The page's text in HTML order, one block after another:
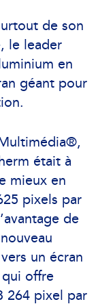
de son
le leader
en
géant pour
était à
mieux en
pixels par
de
un écran
offre
264 pixel par